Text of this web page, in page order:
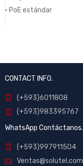
• PoE estándar
CONTACT INFO.
(+593)6011808
(+593)983395767
WhatsApp Contáctanos.
(+593)997911504